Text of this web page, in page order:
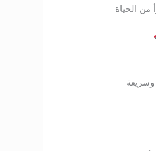
من الحياة
وسريعة